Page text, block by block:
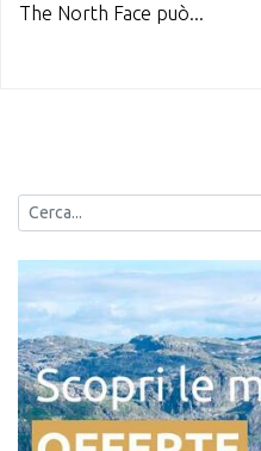
The North Face può...